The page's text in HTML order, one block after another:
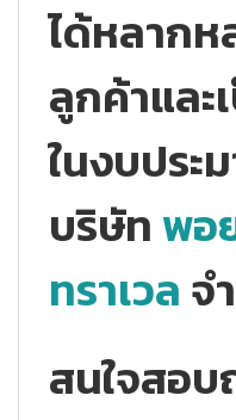
ได้หลากห
ลูกค้าและ
ในงบประ
บริษัท พอ
ทราเวล จ
สนใจสอบ